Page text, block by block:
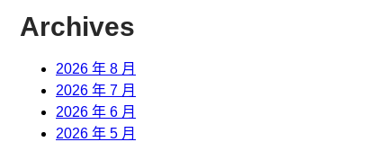
Archives
2026 年 8 月
2026 年 7 月
2026 年 6 月
2026 年 5 月